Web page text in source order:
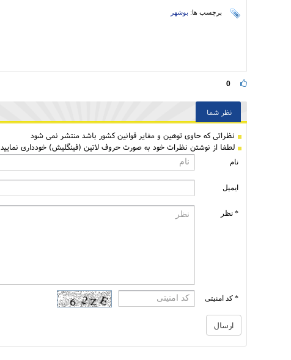
برچسب ها: بوشهر
0
نظر شما
نظراتی كه حاوی توهین و مغایر قوانین کشور باشد منتشر نمی شود
لطفا از نوشتن نظرات خود به صورت حروف لاتین (فینگلیش) خودداری نمایید
نام
ایمیل
* نظر
* کد امنیتی